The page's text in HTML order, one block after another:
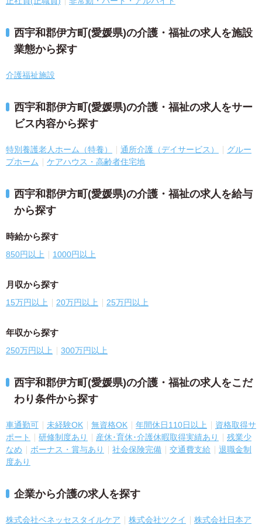
西宇和郡伊方町(愛媛県)の介護・福祉の求人を施設
業態から探す
介護福祉施設
西宇和郡伊方町(愛媛県)の介護・福祉の求人をサー
ビス内容から探す
特別養護老人ホーム（特養） 通所介護（デイサービス）
グルー
プホーム
ケアハウス・高齢者住宅地
西宇和郡伊方町(愛媛県)の介護・福祉の求人を給与
から探す
時給から探す
850円以上 1000円以上
月収から探す
15万円以上 20万円以上 25万円以上
年収から探す
250万円以上 300万円以上
西宇和郡伊方町(愛媛県)の介護・福祉の求人をこだ
わり条件から探す
車通勤可 未経験OK 無資格OK 年間休日110日以上
資格取得サ
ポート
研修制度あり 産休･育休･介護休暇取得実績あり
残業少
なめ
ボーナス・賞与あり 社会保険完備 交通費支給
退職金制
度あり
企業から介護の求人を探す
株式会社ベネッセスタイルケア 株式会社ツクイ 株式会社日本ア